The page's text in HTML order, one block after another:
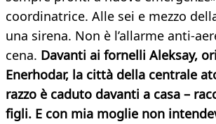
coordinatrice. Alle sei e mezzo
una sirena. Non è l’allarme anti-
cena. Davanti ai fornelli Aleksay,
Enerhodar, la città della centrale
razzo è caduto davanti a casa –
figli. E con mia moglie non